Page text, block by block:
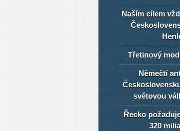
Naším cílem
Třetinový
Němečtí
světovou
Řecko
320